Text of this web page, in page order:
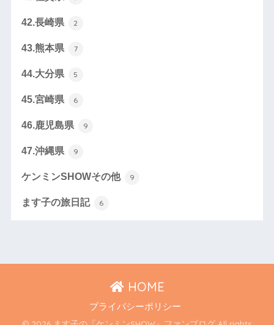
42.長崎県 2
43.熊本県 7
44.大分県 5
45.宮崎県 6
46.鹿児島県 9
47.沖縄県 9
ケンミンSHOWその他 9
ます子の旅日記 6
HOME
プライバシーポリシー